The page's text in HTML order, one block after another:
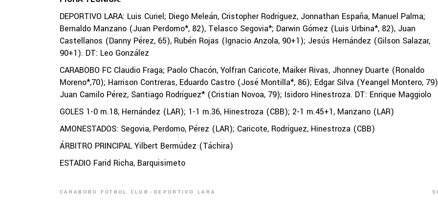
DEPORTIVO LARA: Luis Curiel; Diego Meleán, Cristopher Rodríguez, Jonnathan España, Manuel Palma;
Bernaldo Manzano (Juan Perdomo*, 82), Telasco Segovia*; Darwin Gómez (Luis Urbina*, 82), Juan
Castellanos (Danny Pérez, 65), Rubén Rojas (Ignacio Anzola, 90+1); Jesús Hernández (Gilson Salazar,
90+1). DT: Leo González
CARABOBO FC Claudio Fraga; Paolo Chacón, Yolfran Caricote, Maiker Rivas, Jhonney Duarte (Ronaldo
Moreno*,70); Harrison Contreras, Eduardo Castro (José Montilla*, 86); Edgar Silva (Yeangel Montero,
Juan Camilo Pérez, Santiago Rodríguez* (Cristian Novoa, 79); Isidoro Hinestroza. DT: Enrique Maggiolo
GOLES 1-0 m.18, Hernández (LAR); 1-1 m.36, Hinestroza (CBB); 2-1 m.45+1, Manzano (LAR)
AMONESTADOS: Segovia, Perdomo, Pérez (LAR); Caricote, Rodríguez, Hinestroza (CBB)
ÁRBITRO PRINCIPAL Yilbert Bermúdez (Táchira)
ESTADIO Farid Richa, Barquisimeto
CARABOBO FÚTBOL CLUB DEPORTIVO LARA